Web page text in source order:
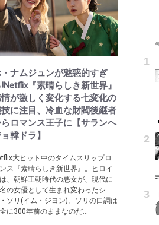
ナムジュンが魅惑的すぎ
『素晴らしき新世界』
が激しく変化する七変化の
に注目、冷血な財閥後継者
ロマンス王子に【サランヘ
韓ドラ】
大ヒット中のタイムスリップロ
ス『素晴らしき新世界』。ヒロイ
、朝鮮王朝時代の悪女が、現代に
の女優として生まれ変わったシ
ソリ(イム・ジヨン)。ソリの口調は
に300年前のままなのだ...